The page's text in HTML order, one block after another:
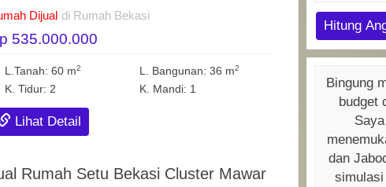
Dijual di Rumah Bekasi
535.000.000
L.Tanah: 60 m2 L. Bangunan: 36 m2
K. Tidur: 2 K. Mandi: 1
Lihat Detail
Rumah Setu Bekasi Cluster Mawar
Hitung
Bingung
budget
dan